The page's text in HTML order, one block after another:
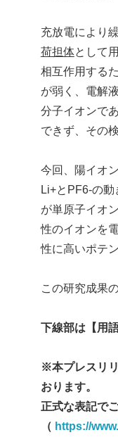
充放電により
荷担体として
相互作用する
が弱く、電解
分子イオンで
できず、その
今回、陽イオ
Li+とPF6-の
が単原子イオ
性のイオンを
性に高いポテ
この研究成果
下線部は【用
※本プレスリ
おります。
正式な表記で
（ https://